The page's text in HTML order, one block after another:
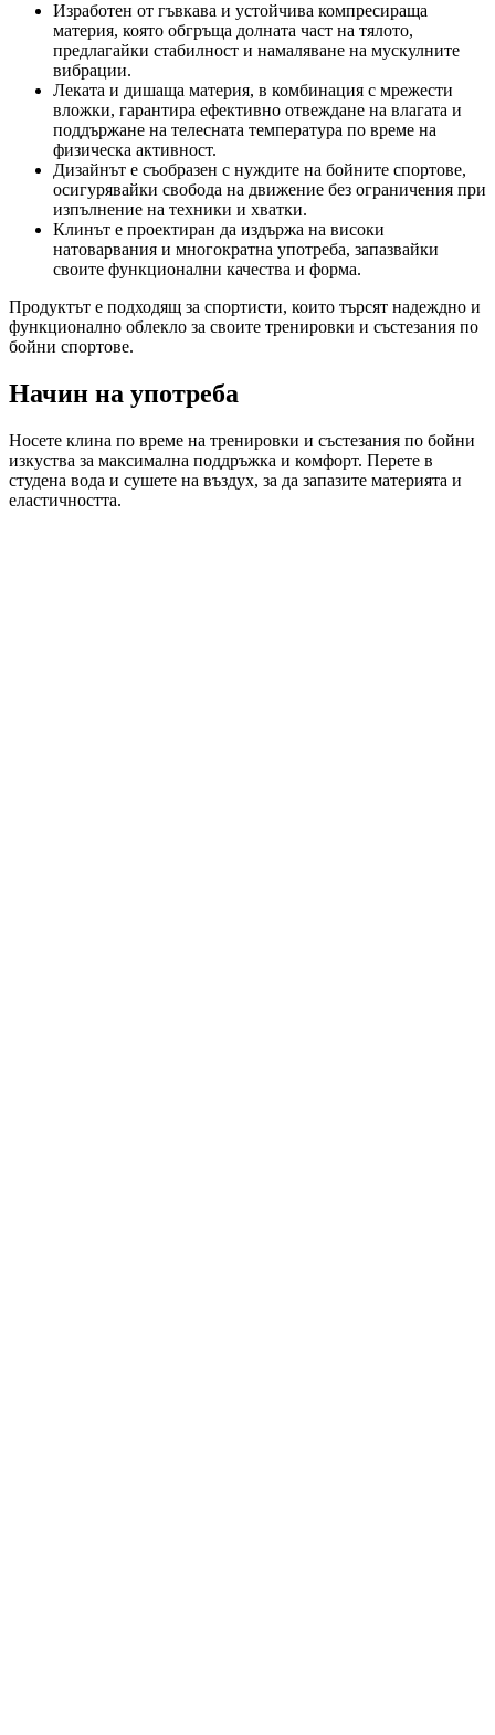
Изработен от гъвкава и устойчива компресираща
материя, която обгръща долната част на тялото,
предлагайки стабилност и намаляване на мускулните
вибрации.
Леката и дишаща материя, в комбинация с мрежести
вложки, гарантира ефективно отвеждане на влагата и
поддържане на телесната температура по време на
физическа активност.
Дизайнът е съобразен с нуждите на бойните спортове,
осигурявайки свобода на движение без ограничения при
изпълнение на техники и хватки.
Клинът е проектиран да издържа на високи
натоварвания и многократна употреба, запазвайки
своите функционални качества и форма.
Продуктът е подходящ за спортисти, които търсят надеждно и
функционално облекло за своите тренировки и състезания по
бойни спортове.
Начин на употреба
Носете клина по време на тренировки и състезания по бойни
изкуства за максимална поддръжка и комфорт. Перете в
студена вода и сушете на въздух, за да запазите материята и
еластичността.